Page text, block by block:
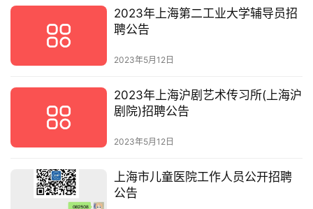
2023年上海第二工业大学辅导员招
聘公告
2023年5月12日
2023年上海沪剧艺术传习所(上海沪
剧院)招聘公告
2023年5月12日
上海市儿童医院工作人员公开招聘
公告